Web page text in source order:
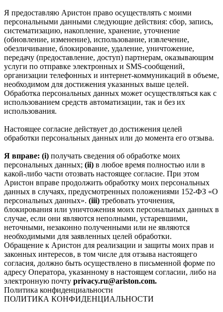
Я предоставляю Аристон право осуществлять с моими
персональными данными следующие действия: сбор, запись,
систематизацию, накопление, хранение, уточнение
(обновление, изменение), использование, извлечение,
обезличивание, блокирование, удаление, уничтожение,
передачу (предоставление, доступ) партнерам, оказывающим
услуги по отправке электронных и SMS‑сообщений,
организации телефонных и интернет‑коммуникаций в объеме,
необходимом для достижения указанных выше целей.
Обработка персональных данных может осуществляться как с
использованием средств автоматизации, так и без их
использования.
Настоящее согласие действует до достижения целей
обработки персональных данных или до момента его отзыва.
Я вправе: (i) получать сведения об обработке моих
персональных данных; (ii) в любое время полностью или в
какой-либо части отозвать настоящее согласие. При этом
Аристон вправе продолжить обработку моих персональных
данных в случаях, предусмотренных положениями 152-ФЗ «О
персональных данных». (iii) требовать уточнения,
блокирования или уничтожения моих персональных данных в
случае, если они являются неполными, устаревшими,
неточными, незаконно полученными или не являются
необходимыми для заявленных целей обработки.
Обращение к Аристон для реализации и защиты моих прав и
законных интересов, в том числе для отзыва настоящего
согласия, должно быть осуществлено в письменной форме по
адресу Оператора, указанному в настоящем согласии, либо на
электронную почту privacy.ru@ariston.com.
Политика конфиденциальности
ПОЛИТИКА КОНФИДЕНЦИАЛЬНОСТИ